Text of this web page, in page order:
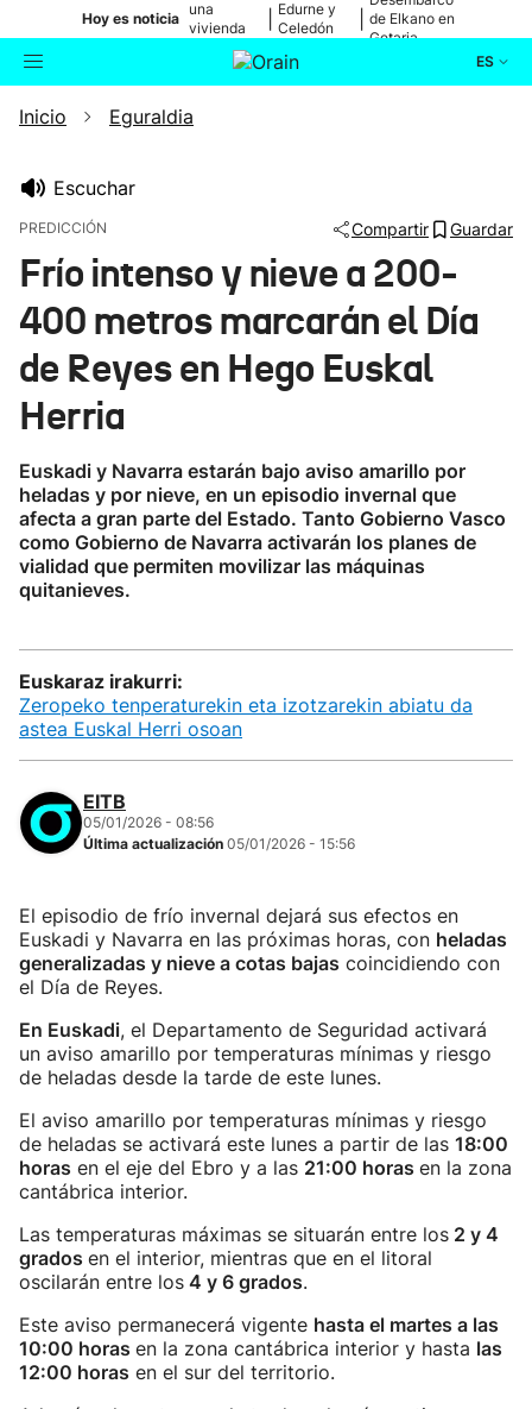
Hoy es noticia
una
vivienda
de Bilbao
Edurne y
Celedón
de Elkano en
Getaria
ES
Buscador
Ikusmiran
Eguraldia
Inicio Eguraldia
Escuchar
PREDICCIÓN Compartir Guardar
Frío intenso y nieve a 200-
400 metros marcarán el Día
de Reyes en Hego Euskal
Herria
Euskadi y Navarra estarán bajo aviso amarillo por
heladas y por nieve, en un episodio invernal que
afecta a gran parte del Estado. Tanto Gobierno Vasco
como Gobierno de Navarra activarán los planes de
vialidad que permiten movilizar las máquinas
quitanieves.
Euskaraz irakurri:
Zeropeko tenperaturekin eta izotzarekin abiatu da
astea Euskal Herri osoan
EITB
05/01/2026 - 08:56
Última actualización 05/01/2026 - 15:56
El episodio de frío invernal dejará sus efectos en
Euskadi y Navarra en las próximas horas, con heladas
generalizadas y nieve a cotas bajas coincidiendo con
el Día de Reyes.
En Euskadi, el Departamento de Seguridad activará
un aviso amarillo por temperaturas mínimas y riesgo
de heladas desde la tarde de este lunes.
El aviso amarillo por temperaturas mínimas y riesgo
de heladas se activará este lunes a partir de las 18:00
horas en el eje del Ebro y a las 21:00 horas en la zona
cantábrica interior.
Las temperaturas máximas se situarán entre los 2 y 4
grados en el interior, mientras que en el litoral
oscilarán entre los 4 y 6 grados.
Este aviso permanecerá vigente hasta el martes a las
10:00 horas en la zona cantábrica interior y hasta las
12:00 horas en el sur del territorio.